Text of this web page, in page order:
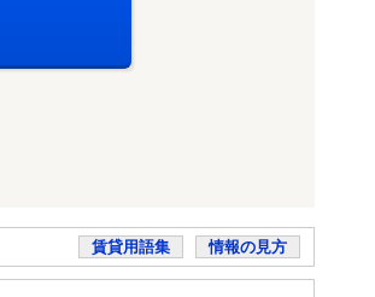
賃貸用語集 情報の見方